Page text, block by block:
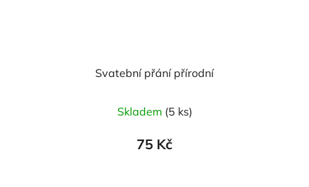
Svatební přání přírodní
Skladem (5 ks)
75 Kč